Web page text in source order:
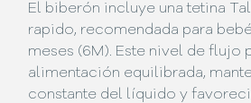
El biberón incluye una tetina
rapido, recomendada para
meses (6M). Este nivel de flujo
alimentación equilibrada,
constante del líquido y